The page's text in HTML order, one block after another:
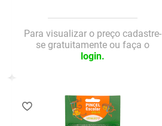
Para visualizar o preço cadastre-
se gratuitamente ou faça o
login.